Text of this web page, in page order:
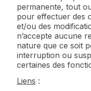
permanente, tout
pour effectuer des
et/ou des
n’accepte aucune
nature que ce soit
interruption ou
certaines des
Liens :